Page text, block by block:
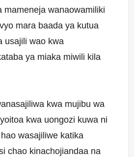
mameneja wanaowamiliki
mara baada ya kutua
usajili wao kwa
ya miaka miwili kila
kwa mujibu wa
kwa uongozi kuwa ni
wasajiliwe katika
chao kinachojiandaa na